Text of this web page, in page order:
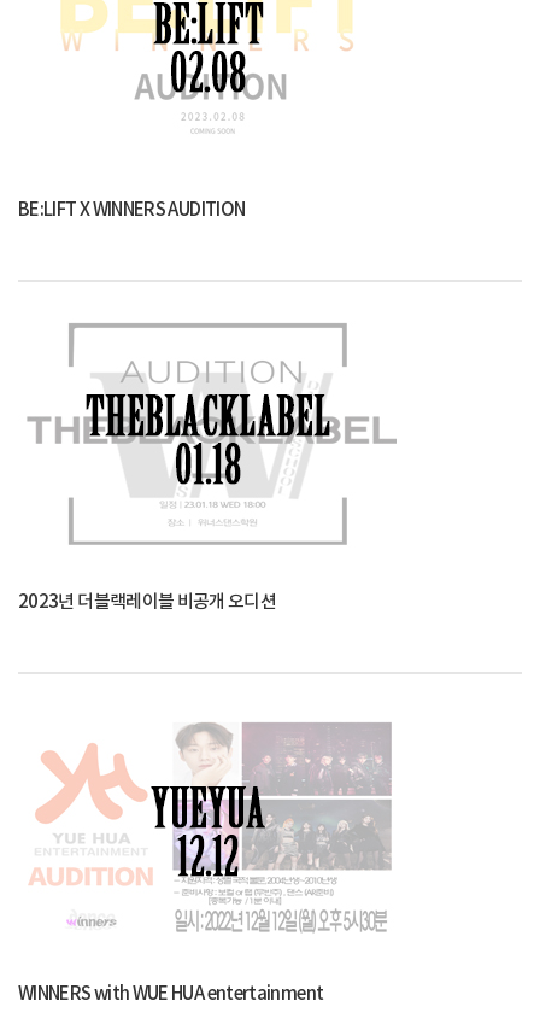
BE:LIFT X WINNERS AUDITION
2023년 더블랙레이블 비공개 오디션
WINNERS with WUE HUA entertainment